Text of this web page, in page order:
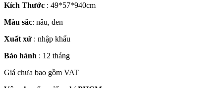
Kích Thước : 49*57*940cm
Màu sắc: nâu, đen
Xuất xứ : nhập khẩu
Bảo hành : 12 tháng
Giá chưa bao gồm VAT